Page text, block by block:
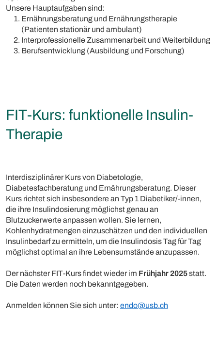
Unsere Hauptaufgaben sind:
Ernährungsberatung und Ernährungstherapie
(Patienten stationär und ambulant)
Interprofessionelle Zusammenarbeit und Weiterbildung
Berufsentwicklung (Ausbildung und Forschung)
FIT-Kurs: funktionelle Insulin-
Therapie
Interdisziplinärer Kurs von Diabetologie,
Diabetesfachberatung und Ernährungsberatung. Dieser
Kurs richtet sich insbesondere an Typ 1 Diabetiker/-innen,
die ihre Insulindosierung möglichst genau an
Blutzuckerwerte anpassen wollen. Sie lernen,
Kohlenhydratmengen einzuschätzen und den individuellen
Insulinbedarf zu ermitteln, um die Insulindosis Tag für Tag
möglichst optimal an ihre Lebensumstände anzupassen.
Der nächster FIT-Kurs findet wieder im Frühjahr 2025statt.
Die Daten werden noch bekanntgegeben.
Anmelden können Sie sich unter: endo@usb.ch